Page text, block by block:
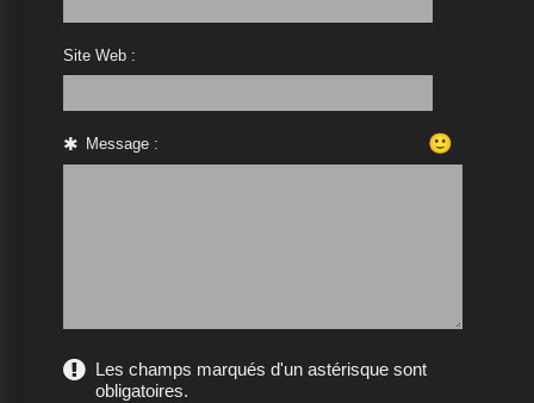
Site Web :
Message : 🙂
Les champs marqués d'un astérisque sont
obligatoires.